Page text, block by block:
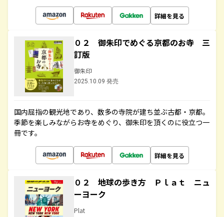
詳細を見る
０２ 御朱印でめぐる京都のお寺 三
訂版
御朱印
2025.10.09 発売
国内屈指の観光地であり、数多の寺院が建ち並ぶ古都・京都。
季節を楽しみながらお寺をめぐり、御朱印を頂くのに役立つ一
冊です。
詳細を見る
０２ 地球の歩き方 Ｐｌａｔ ニュ
ーヨーク
Plat